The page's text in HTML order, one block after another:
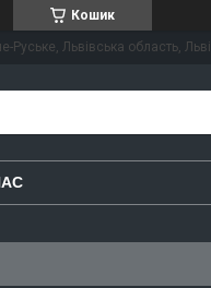
Кошик
Руське, Львівська область,